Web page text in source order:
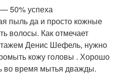
50% успеха
пыль да и просто кожные
волосы. Как отмечает
Денис Шефель, нужно
кожу головы . Хорошо
во время мытья дважды.